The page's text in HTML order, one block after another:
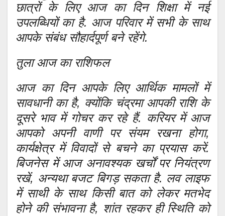
छात्रों के लिए आज का दिन शिक्षा में नई
उपलब्धियों का है. आज परिवार में सभी के साथ
आपके संबंध सौहार्दपूर्ण बने रहेंगे.
तुला आज का राशिफल
आज का दिन आपके लिए आर्थिक मामलों में
सावधानी का है, क्योंकि चंद्रमा आपकी राशि के
दूसरे भाव में गोचर कर रहे हैं. करियर में आज
आपको अपनी वाणी पर संयम रखना होगा,
कार्यक्षेत्र में विवादों से बचने का प्रयास करें.
बिजनेस में आज अनावश्यक खर्चों पर नियंत्रण
रखें, अन्यथा बजट बिगड़ सकता है. लव लाइफ
में साथी के साथ किसी बात को लेकर मतभेद
होने की संभावना है, शांत रहकर ही स्थिति को